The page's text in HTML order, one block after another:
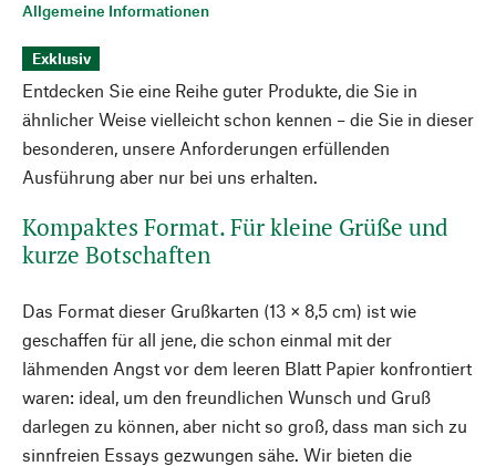
Allgemeine Informationen
Exklusiv
Entdecken Sie eine Reihe guter Produkte, die Sie in
ähnlicher Weise vielleicht schon kennen – die Sie in dieser
besonderen, unsere Anforderungen erfüllenden
Ausführung aber nur bei uns erhalten.
Kompaktes Format. Für kleine Grüße und
kurze Botschaften
Das Format dieser Grußkarten (13 × 8,5 cm) ist wie
geschaffen für all jene, die schon einmal mit der
lähmenden Angst vor dem leeren Blatt Papier konfrontiert
waren: ideal, um den freundlichen Wunsch und Gruß
darlegen zu können, aber nicht so groß, dass man sich zu
sinnfreien Essays gezwungen sähe. Wir bieten die